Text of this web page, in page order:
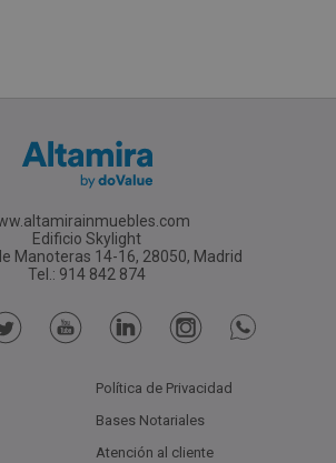
Edificio Skylight
Manoteras 14-16, 28050, Madrid
Tel.: 914 842 874
Política de Privacidad
Bases Notariales
Atención al cliente